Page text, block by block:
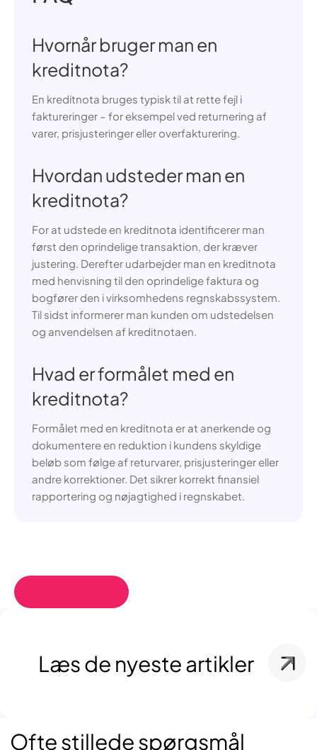
Hvornår bruger man en
kreditnota?
En kreditnota bruges typisk til at rette fejl i
faktureringer – for eksempel ved returnering af
varer, prisjusteringer eller overfakturering.
Hvordan udsteder man en
kreditnota?
For at udstede en kreditnota identificerer man
først den oprindelige transaktion, der kræver
justering. Derefter udarbejder man en kreditnota
med henvisning til den oprindelige faktura og
bogfører den i virksomhedens regnskabssystem.
Til sidst informerer man kunden om udstedelsen
og anvendelsen af kreditnotaen.
Hvad er formålet med en
kreditnota?
Formålet med en kreditnota er at anerkende og
dokumentere en reduktion i kundens skyldige
beløb som følge af returvarer, prisjusteringer eller
andre korrektioner. Det sikrer korrekt finansiel
rapportering og nøjagtighed i regnskabet.
Læs de nyeste artikler
Ofte stillede spørgsmål